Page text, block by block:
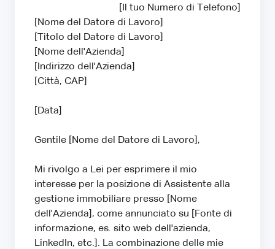
[Il tuo Numero di Telefono]
[Nome del Datore di Lavoro]
[Titolo del Datore di Lavoro]
[Nome dell'Azienda]
[Indirizzo dell'Azienda]
[Città, CAP]
[Data]
Gentile [Nome del Datore di Lavoro],
Mi rivolgo a Lei per esprimere il mio
interesse per la posizione di Assistente alla
gestione immobiliare presso [Nome
dell'Azienda], come annunciato su [Fonte di
informazione, es. sito web dell'azienda,
LinkedIn, etc.]. La combinazione delle mie